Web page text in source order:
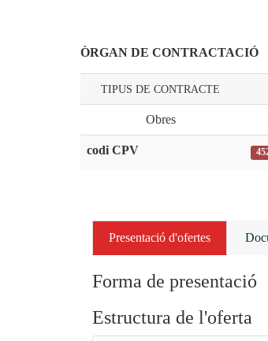
ÒRGAN DE CONTRACTACIÓ
TIPUS DE CONTRACTE
Obres
codi CPV
Presentació d'ofertes
Forma de presentació
Estructura de l'oferta